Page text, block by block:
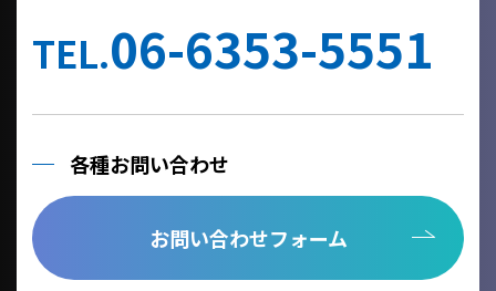
TEL.06-6353-5551
各種お問い合わせ
お問い合わせフォーム